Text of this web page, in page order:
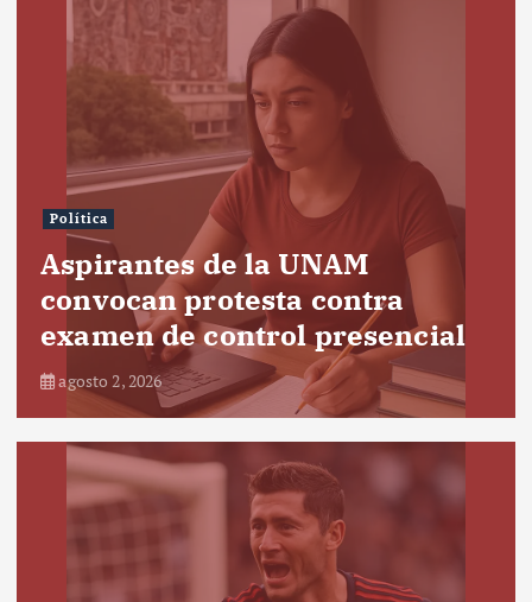
Política
Aspirantes de la UNAM
convocan protesta contra
examen de control presencial
agosto 2, 2026